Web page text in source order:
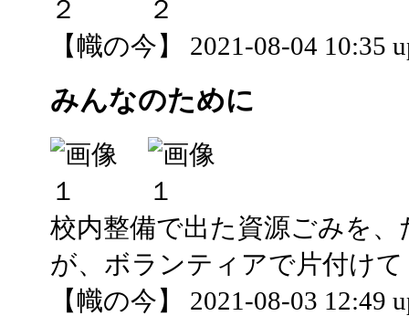
【幟の今】 2021-08-04 10:35
みんなのために
校内整備で出た資源ごみを
が、ボランティアで片付け
【幟の今】 2021-08-03 12:49